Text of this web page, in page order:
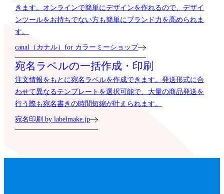
きます。オンラインで簡単にデザインを作れるので、デザイ
ンツールをお持ちでない方も簡単にブランド力を高められま
す。
canal（カナル）for カラーミーショップ
宛名ラベルの一括作成・印刷
注文情報をもとに宛名ラベルを作成できます。発送形式に合
わせて異なるテンプレートを選択可能で、大量の商品発送を
行う際も宛名書きの時間短縮が叶えられます。
宛名印刷 by labelmake.jp